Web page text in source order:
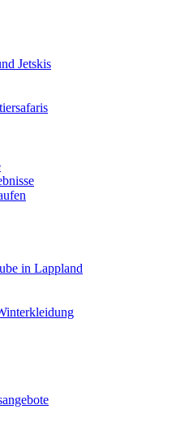
Jetskis
in Lappland